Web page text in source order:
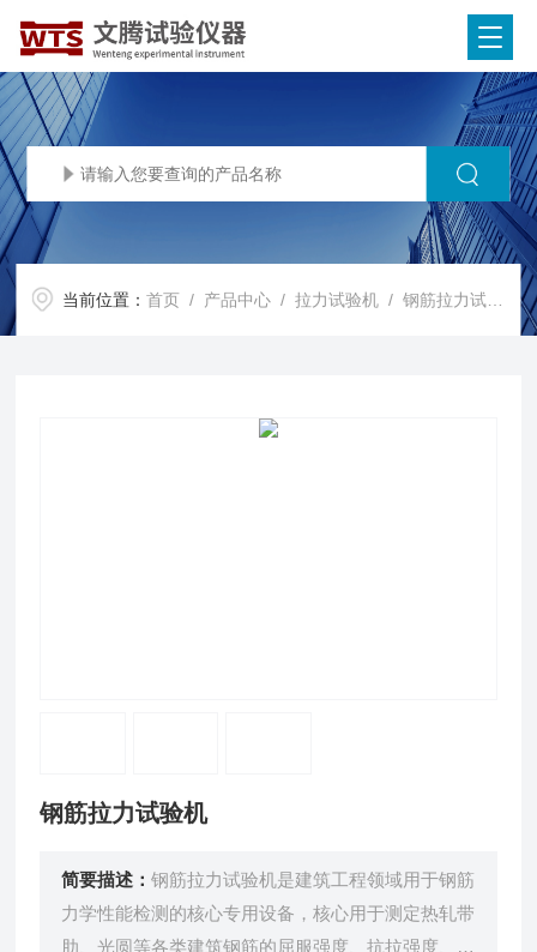
当前位置：首页 / 产品中心 /拉力试验机 /钢筋拉力试验机 /
钢筋拉力试验机
简要描述：钢筋拉力试验机是建筑工程领域用于钢筋
力学性能检测的核心专用设备，核心用于测定热轧带
肋、光圆等各类建筑钢筋的屈服强度、抗拉强度、断